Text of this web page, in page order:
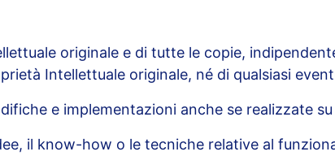
originale e di tutte le copie,
Intellettuale originale, né di qualsiasi
e implementazioni anche se realizzate
il know-how o le tecniche relative al